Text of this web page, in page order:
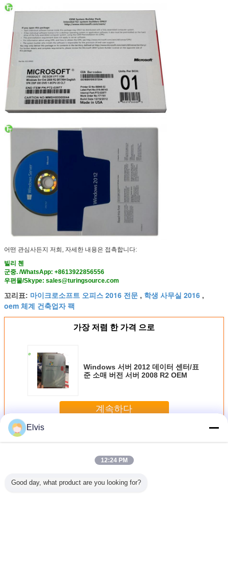
어떤 관심사든지 저희, 자세한 내용은 접촉합니다:
빌리 첸
군중. /WhatsApp: +8613922856556
우편물/Skype: sales@turingsource.com
꼬리표: 마이크로소프트 오피스 2016 전문 , 학생 사무실 2016 ,
oem 체계 건축업자 팩
가장 저렴 한 가격 으로
Windows 서버 2012 데이터 센터/표
준 소매 버전 서버 2008 R2 OEM
계속하다
더 많은 것
Elvis
12:24 PM
Good day, what product are you looking for?